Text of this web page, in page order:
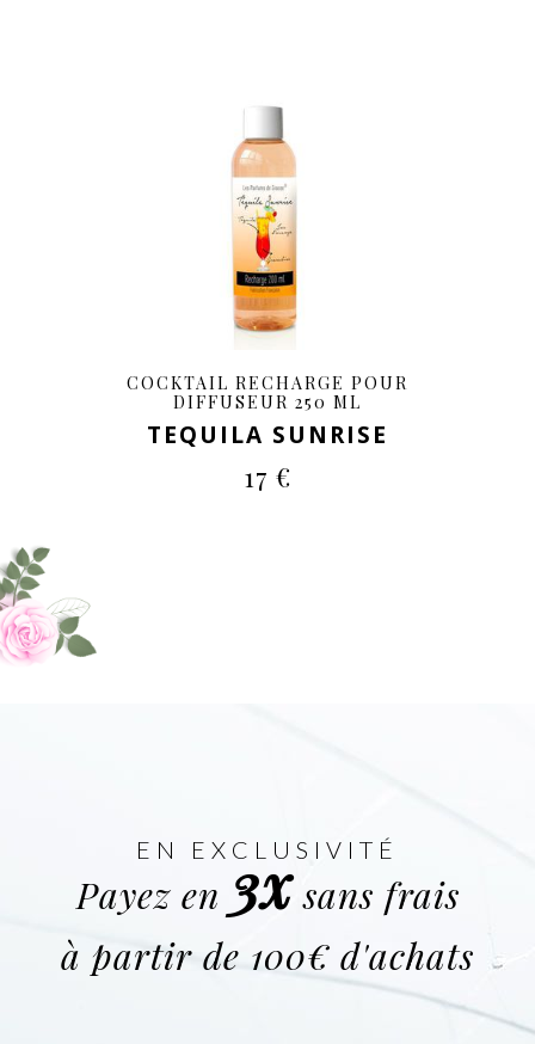
COCKTAIL RECHARGE POUR
DIFFUSEUR 250 ML
TEQUILA SUNRISE
17 €
EN EXCLUSIVITÉ
Payez en 3xsans frais
à partir de 100€ d'achats